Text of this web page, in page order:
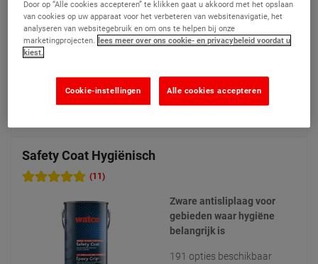
Vergelijken Vanaf € 244,90
(Prijs excl. btw)
Product bekijken
Safety Coat Hygiënisch
(11)
Zware antisliplaag voor
gebieden waar hygiëne
belangrijk is
191 opties beschikbaar
Door op “Alle cookies accepteren” te klikken gaat u akkoord met het opslaan
van cookies op uw apparaat voor het verbeteren van websitenavigatie, het
analyseren van websitegebruik en om ons te helpen bij onze
marketingprojecten. lees meer over ons cookie- en privacybeleid voordat u
kiest.
Alle cookies accepteren
Cookie-instellingen